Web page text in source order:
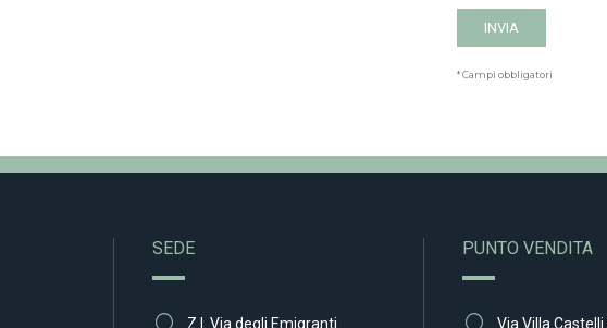
* Campi obbligatori
SEDE
Z.I. Via degli Emigranti
PUNTO VENDITA
Via Villa Castelli